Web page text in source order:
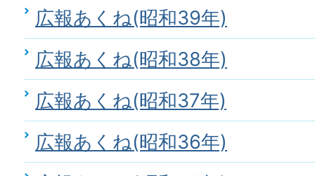
広報あくね(昭和39年)
広報あくね(昭和38年)
広報あくね(昭和37年)
広報あくね(昭和36年)